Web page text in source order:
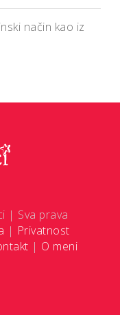
način kao iz
| Sva prava
| Privatnost
| O meni